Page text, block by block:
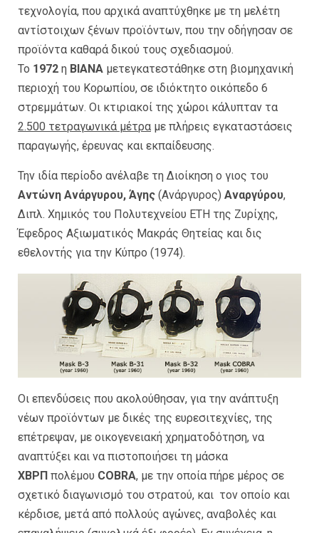
τεχνολογία, που αρχικά αναπτύχθηκε με τη μελέτη
αντίστοιχων ξένων προϊόντων, που την οδήγησαν σε
προϊόντα καθαρά δικού τους σχεδιασμού.
Το 1972 η ΒΙΑΝΑ μετεγκατεστάθηκε στη βιομηχανική
περιοχή του Κορωπίου, σε ιδιόκτητο οικόπεδο 6
στρεμμάτων. Οι κτιριακοί της χώροι κάλυπταν τα
2.500 τετραγωνικά μέτρα με πλήρεις εγκαταστάσεις
παραγωγής, έρευνας και εκπαίδευσης.
Την ιδία περίοδο ανέλαβε τη Διοίκηση ο γιος του
Αντώνη Ανάργυρου, Άγης (Ανάργυρος) Αναργύρου,
Διπλ. Χημικός του Πολυτεχνείου ΕΤΗ της Ζυρίχης,
Έφεδρος Αξιωματικός Μακράς Θητείας και δις
εθελοντής για την Κύπρο (1974).
Οι επενδύσεις που ακολούθησαν, για την ανάπτυξη
νέων προϊόντων με δικές της ευρεσιτεχνίες, της
επέτρεψαν, με οικογενειακή χρηματοδότηση, να
αναπτύξει και να πιστοποιήσει τη μάσκα
ΧΒΡΠ πολέμου COBRA, με την οποία πήρε μέρος σε
σχετικό διαγωνισμό του στρατού, και τον οποίο και
κέρδισε, μετά από πολλούς αγώνες, αναβολές και